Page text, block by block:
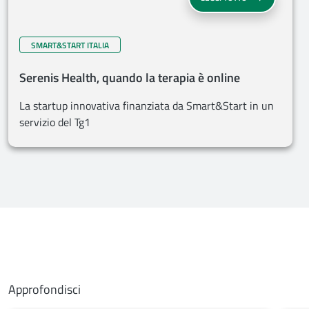
SMART&START ITALIA
Serenis Health, quando la terapia è online
La startup innovativa finanziata da Smart&Start in un
servizio del Tg1
Approfondisci